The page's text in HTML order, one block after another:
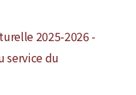
2025-2026 -
service du